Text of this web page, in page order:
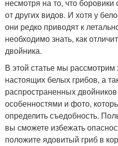
несмотря на то, что
от других видов. И хотя у
они редко приводят к
необходимо знать, как
двойника.
В этой статье мы
настоящих белых грибов, а
распространенных
особенностями и фото,
определить съедобность.
вы сможете избежать
положите ядовитый гриб в